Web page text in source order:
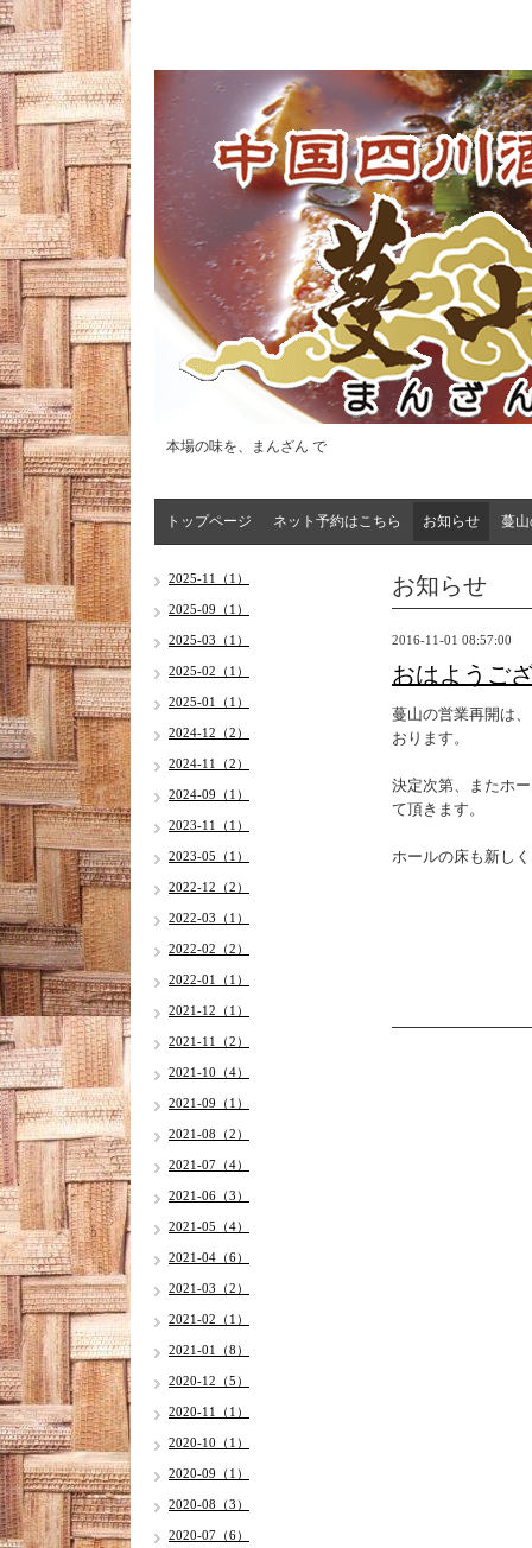
本場の味を、まんざん で
トップページ ネット予約はこちら お知らせ 蔓
お知らせ
2016-11-01 08:57:00
おはようご
蔓山の営業再開は
おります。
決定次第、またホ
て頂きます。
ホールの床も新し
2025-11（1）
2025-09（1）
2025-03（1）
2025-02（1）
2025-01（1）
2024-12（2）
2024-11（2）
2024-09（1）
2023-11（1）
2023-05（1）
2022-12（2）
2022-03（1）
2022-02（2）
2022-01（1）
2021-12（1）
2021-11（2）
2021-10（4）
2021-09（1）
2021-08（2）
2021-07（4）
2021-06（3）
2021-05（4）
2021-04（6）
2021-03（2）
2021-02（1）
2021-01（8）
2020-12（5）
2020-11（1）
2020-10（1）
2020-09（1）
2020-08（3）
2020-07（6）